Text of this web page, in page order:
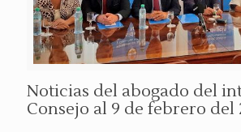
Noticias del abogado del
Consejo al 9 de febrero del